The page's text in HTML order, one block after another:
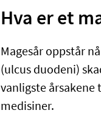
Hva er et
Magesår oppstår
(ulcus duodeni)
vanligste årsakene
medisiner.